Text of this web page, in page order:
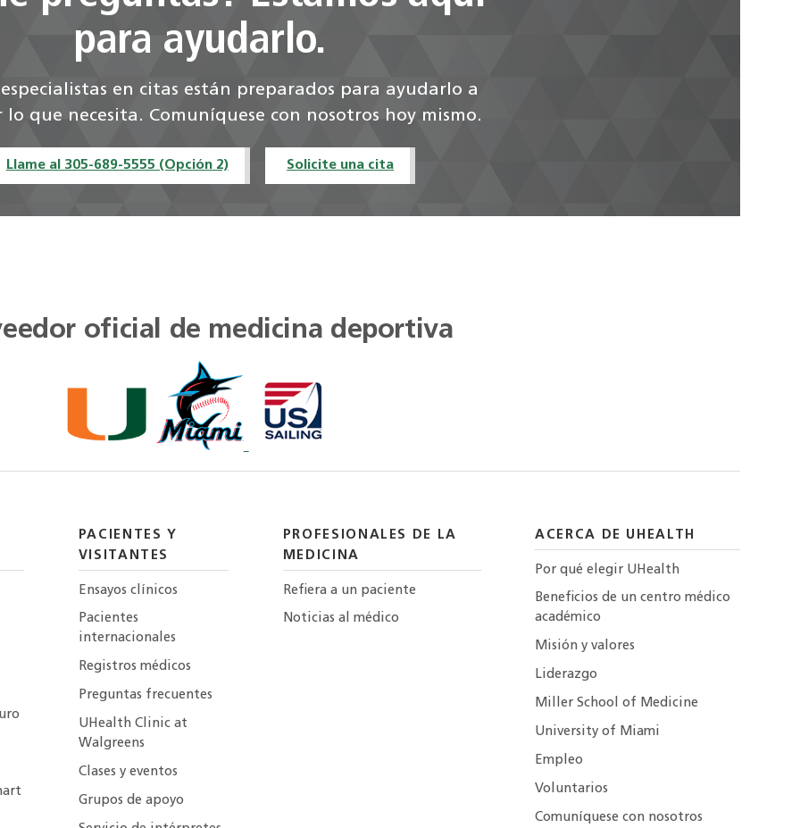
para ayudarlo.
en citas están preparados para ayudarlo a
que necesita. Comuníquese con nosotros hoy mismo.
Llame al 305-689-5555 (Opción 2) Solicite una cita
oficial de medicina deportiva
PACIENTES Y
VISITANTES
Ensayos clínicos
Pacientes
internacionales
Registros médicos
Preguntas frecuentes
UHealth Clinic at
Walgreens
Clases y eventos
Grupos de apoyo
PROFESIONALES DE LA
MEDICINA
Refiera a un paciente
Noticias al médico
ACERCA DE UHEALTH
Por qué elegir UHealth
Beneficios de un centro médico
académico
Misión y valores
Liderazgo
Miller School of Medicine
University of Miami
Empleo
Voluntarios
Comuníquese con nosotros